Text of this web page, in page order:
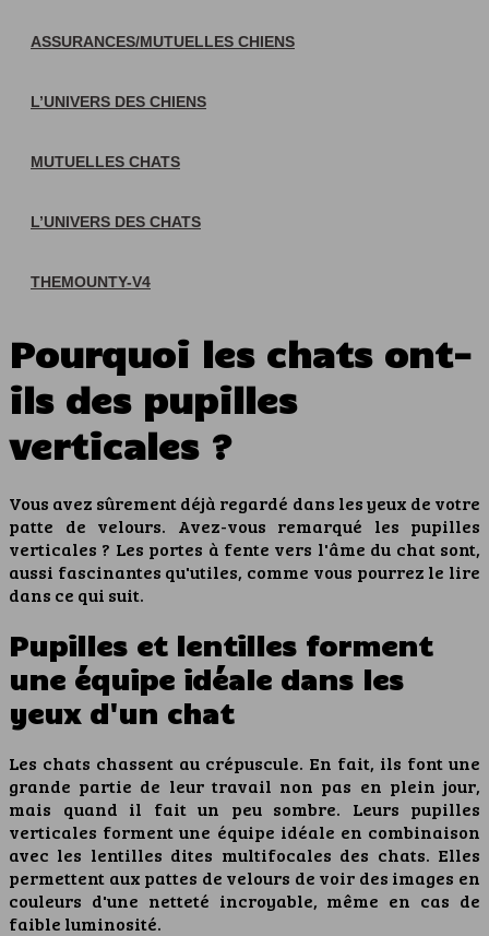
ASSURANCES/MUTUELLES CHIENS
L’UNIVERS DES CHIENS
MUTUELLES CHATS
L’UNIVERS DES CHATS
THEMOUNTY-V4
Pourquoi les chats ont-
ils des pupilles
verticales ?
Vous avez sûrement déjà regardé dans les yeux de votre
patte de velours. Avez-vous remarqué les pupilles
verticales ? Les portes à fente vers l'âme du chat sont,
aussi fascinantes qu'utiles, comme vous pourrez le lire
dans ce qui suit.
Pupilles et lentilles forment
une équipe idéale dans les
yeux d'un chat
Les chats chassent au crépuscule. En fait, ils font une
grande partie de leur travail non pas en plein jour,
mais quand il fait un peu sombre. Leurs pupilles
verticales forment une équipe idéale en combinaison
avec les lentilles dites multifocales des chats. Elles
permettent aux pattes de velours de voir des images en
couleurs d'une netteté incroyable, même en cas de
faible luminosité.